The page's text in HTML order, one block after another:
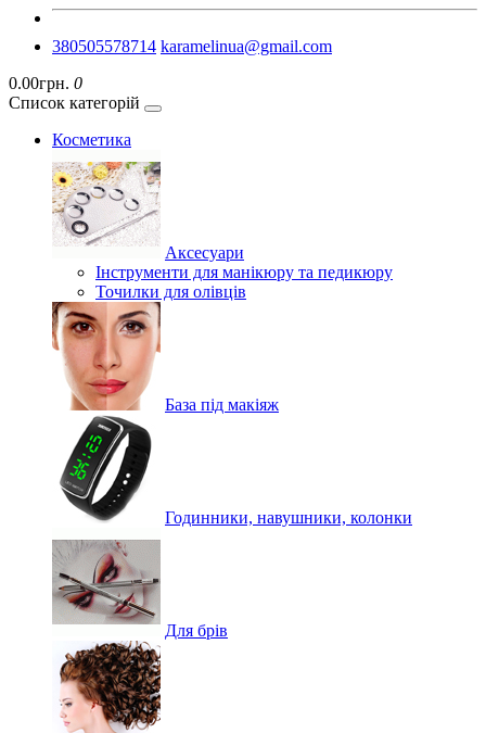
380505578714 karamelinua@gmail.com
0.00грн. 0
Список категорій
Косметика
Аксесуари
Інструменти для манікюру та педикюру
Точилки для олівців
База під макіяж
Годинники, навушники, колонки
Для брів